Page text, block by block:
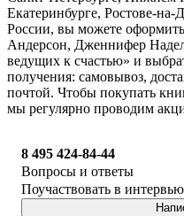
Екатеринбурге, Ростове-
России, вы можете
Андерсон, Дженнифер
ведущих к счастью» и
получения: самовывоз,
почтой. Чтобы покупать
мы регулярно проводим
8 495 424-84-44
Вопросы и ответы
Поучаствовать в интервью